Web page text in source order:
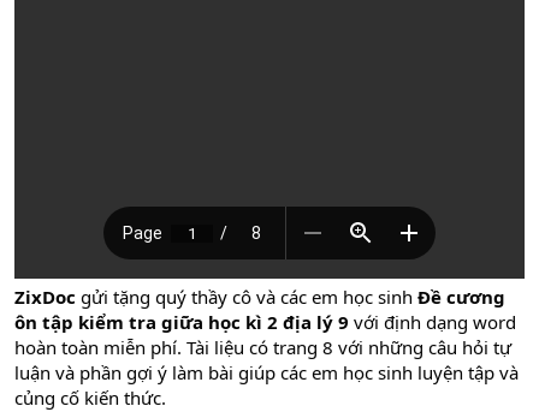
ZixDoc gửi tặng quý thầy cô và các em học sinh Đề cương
ôn tập kiểm tra giữa học kì 2 địa lý 9 với định dạng word
hoàn toàn miễn phí. Tài liệu có trang 8 với những câu hỏi tự
luận và phần gợi ý làm bài giúp các em học sinh luyện tập và
củng cố kiến thức.